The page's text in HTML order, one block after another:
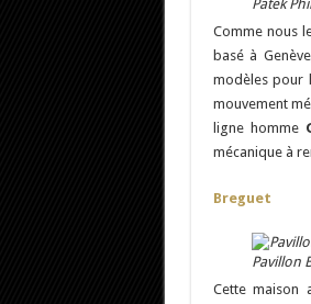
Patek
Comme nous
basé à
modèles pour
mouvement
ligne homme
mécanique à
Breguet
Pavillon
Cette maison